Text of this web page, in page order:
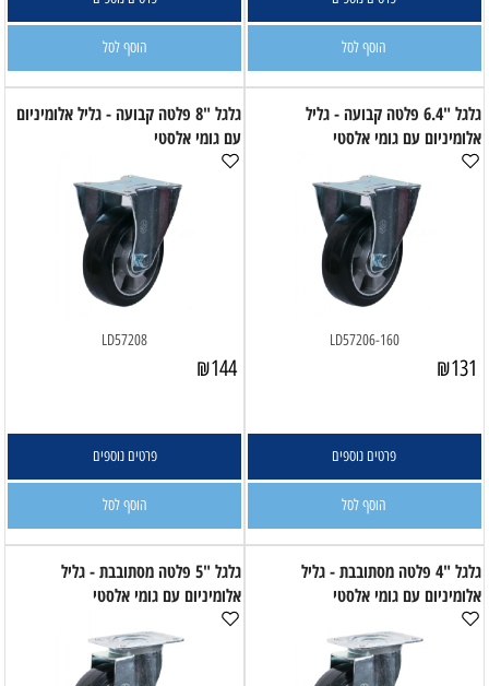
הוסף לסל הוסף לסל
גלגל "6.4 פלטה קבועה - גליל
אלומיניום עם גומי אלסטי
LD57206-160
₪131
פרטים נוספים
הוסף לסל
גלגל "8 פלטה קבועה - גליל אלומיניום
עם גומי אלסטי
LD57208
₪144
פרטים נוספים
הוסף לסל
גלגל "4 פלטה מסתובבת - גליל
אלומיניום עם גומי אלסטי
גלגל "5 פלטה מסתובבת - גליל
אלומיניום עם גומי אלסטי